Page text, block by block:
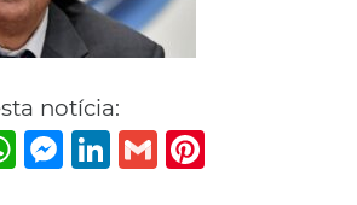
notícia:
WhatsAppMessenger
LinkedIn
Gmail